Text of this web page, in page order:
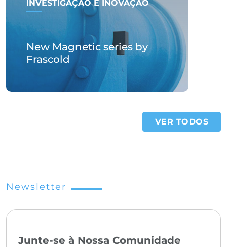
INVESTIGAÇÃO E INOVAÇÃO
New Magnetic series by
Frascold
VER TODOS
Newsletter
Junte-se à Nossa Comunidade